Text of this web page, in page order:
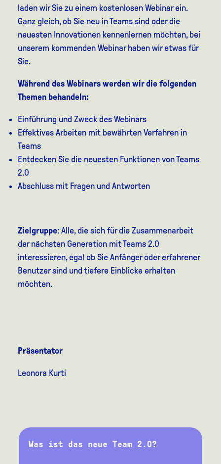
laden wir Sie zu einem kostenlosen Webinar ein.
Ganz gleich, ob Sie neu in Teams sind oder die
neuesten Innovationen kennenlernen möchten, bei
unserem kommenden Webinar haben wir etwas für
Sie.
Während des Webinars werden wir die folgenden
Themen behandeln:
Einführung und Zweck des Webinars
Effektives Arbeiten mit bewährten Verfahren in
Teams
Entdecken Sie die neuesten Funktionen von Teams
2.0
Abschluss mit Fragen und Antworten
Zielgruppe: Alle, die sich für die Zusammenarbeit
der nächsten Generation mit Teams 2.0
interessieren, egal ob Sie Anfänger oder erfahrener
Benutzer sind und tiefere Einblicke erhalten
möchten.
Präsentator
Leonora Kurti
Was ist das neue Team 2.0?